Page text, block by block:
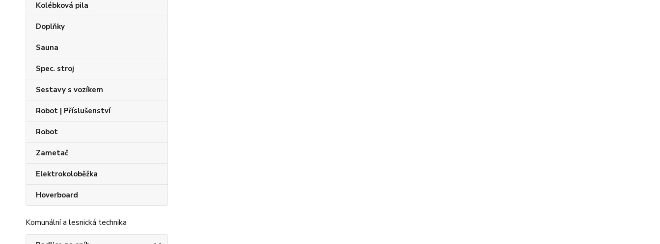
Kolébková pila
Doplňky
Sauna
Spec. stroj
Sestavy s vozíkem
Robot | Příslušenství
Robot
Zametač
Elektrokoloběžka
Hoverboard
Komunální a lesnická technika